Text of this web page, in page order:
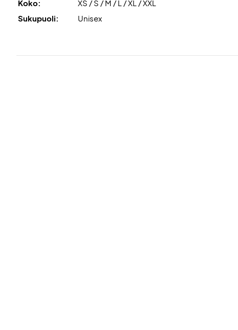
Koko:
XS / S / M / L / XL / XXL
Sukupuoli:
Unisex